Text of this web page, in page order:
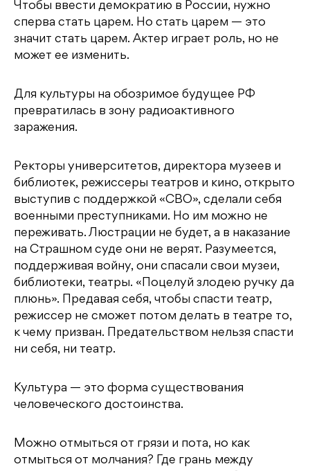
Чтобы ввести демократию в России, нужно
сперва стать царем. Но стать царем — это
значит стать царем. Актер играет роль, но не
может ее изменить.
Для культуры на обозримое будущее РФ
превратилась в зону радиоактивного
заражения.
Ректоры университетов, директора музеев и
библиотек, режиссеры театров и кино, открыто
выступив с поддержкой «СВО», сделали себя
военными преступниками. Но им можно не
переживать. Люстрации не будет, а в наказание
на Страшном суде они не верят. Разумеется,
поддерживая войну, они спасали свои музеи,
библиотеки, театры. «Поцелуй злодею ручку да
плюнь». Предавая себя, чтобы спасти театр,
режиссер не сможет потом делать в театре то,
к чему призван. Предательством нельзя спасти
ни себя, ни театр.
Культура — это форма существования
человеческого достоинства.
Можно отмыться от грязи и пота, но как
отмыться от молчания? Где грань между